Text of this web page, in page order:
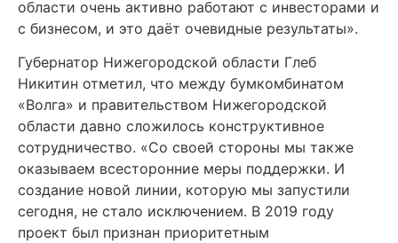
области очень активно работают с инвесторами и
с бизнесом, и это даёт очевидные результаты».
Губернатор Нижегородской области Глеб
Никитин отметил, что между бумкомбинатом
«Волга» и правительством Нижегородской
области давно сложилось конструктивное
сотрудничество. «Со своей стороны мы также
оказываем всесторонние меры поддержки. И
создание новой линии, которую мы запустили
сегодня, не стало исключением. В 2019 году
проект был признан приоритетным